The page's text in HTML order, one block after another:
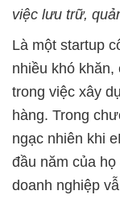
việc lưu trữ,
Là một startup
nhiều khó
trong việc xây
hàng. Trong
ngạc nhiên khi
đầu năm của
doanh nghiệp